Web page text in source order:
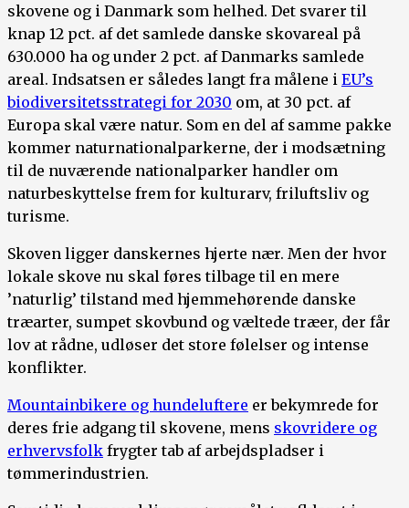
skovene og i Danmark som helhed. Det svarer til
knap 12 pct. af det samlede danske skovareal på
630.000 ha og under 2 pct. af Danmarks samlede
areal. Indsatsen er således langt fra målene i EU’s
biodiversitetsstrategi for 2030 om, at 30 pct. af
Europa skal være natur. Som en del af samme pakke
kommer naturnationalparkerne, der i modsætning
til de nuværende nationalparker handler om
naturbeskyttelse frem for kulturarv, friluftsliv og
turisme.
Skoven ligger danskernes hjerte nær. Men der hvor
lokale skove nu skal føres tilbage til en mere
’naturlig’ tilstand med hjemmehørende danske
træarter, sumpet skovbund og væltede træer, der får
lov at rådne, udløser det store følelser og intense
konflikter.
Mountainbikere og hundeluftere er bekymrede for
deres frie adgang til skovene, mens skovridere og
erhvervsfolk frygter tab af arbejdspladser i
tømmerindustrien.